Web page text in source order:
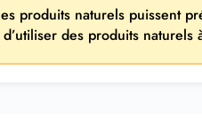
produits naturels puissent
des produits